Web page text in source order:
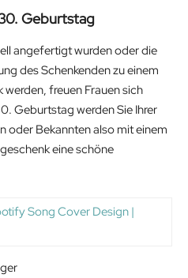
Geburtstag
angefertigt wurden oder die
des Schenkenden zu einem
freuen Frauen sich
Geburtstag werden Sie Ihrer
oder Bekannten also mit einem
eine schöne